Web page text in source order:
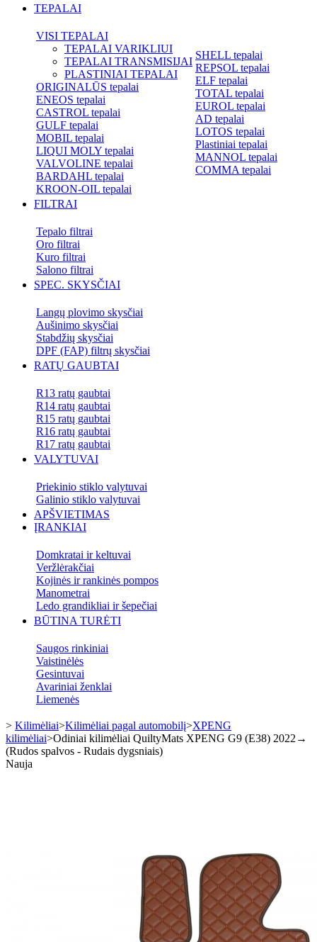
TEPALAI
VISI TEPALAI
TEPALAI VARIKLIUI
TEPALAI TRANSMISIJAI
PLASTINIAI TEPALAI
ORIGINALŪS tepalai
ENEOS tepalai
CASTROL tepalai
GULF tepalai
MOBIL tepalai
LIQUI MOLY tepalai
VALVOLINE tepalai
BARDAHL tepalai
KROON-OIL tepalai
SHELL tepalai
REPSOL tepalai
ELF tepalai
TOTAL tepalai
EUROL tepalai
AD tepalai
LOTOS tepalai
Plastiniai tepalai
MANNOL tepalai
COMMA tepalai
FILTRAI
Tepalo filtrai
Oro filtrai
Kuro filtrai
Salono filtrai
SPEC. SKYSČIAI
Langų plovimo skysčiai
Aušinimo skysčiai
Stabdžių skysčiai
DPF (FAP) filtrų skysčiai
RATŲ GAUBTAI
R13 ratų gaubtai
R14 ratų gaubtai
R15 ratų gaubtai
R16 ratų gaubtai
R17 ratų gaubtai
VALYTUVAI
Priekinio stiklo valytuvai
Galinio stiklo valytuvai
APŠVIETIMAS
ĮRANKIAI
Domkratai ir keltuvai
Veržlėrakčiai
Kojinės ir rankinės pompos
Manometrai
Ledo grandikliai ir šepečiai
BŪTINA TURĖTI
Saugos rinkiniai
Vaistinėlės
Gesintuvai
Avariniai ženklai
Liemenės
> Kilimėliai>Kilimėliai pagal automobilį>XPENG
kilimėliai>Odiniai kilimėliai QuiltyMats XPENG G9 (E38) 2022→
(Rudos spalvos - Rudais dygsniais)
Nauja